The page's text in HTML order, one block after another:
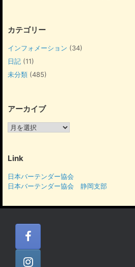
カテゴリー
インフォメーション (34)
日記 (11)
未分類 (485)
アーカイブ
ア
イ
Link
日本バーテンダー協会
日本バーテンダー協会 静岡支部